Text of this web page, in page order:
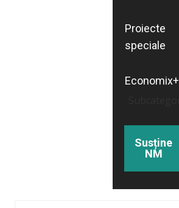
Proiecte
speciale
Economix+
Susține
NM